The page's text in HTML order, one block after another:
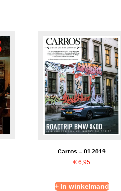
Carros – 01 2019
€ 6,95
+ In winkelmand